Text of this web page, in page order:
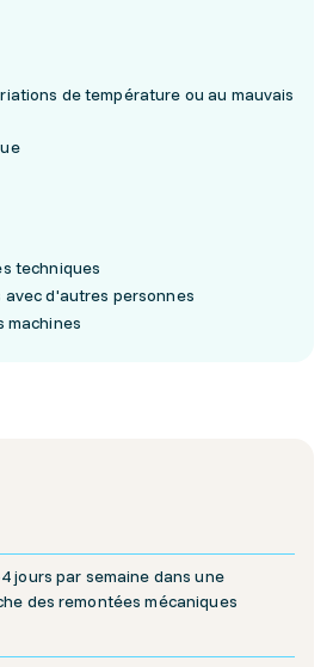
de température ou au mauvais
techniques
d'autres personnes
machines
jours par semaine dans une
des remontées mécaniques